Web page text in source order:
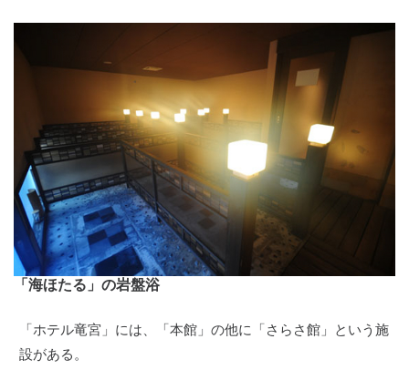
「海ほたる」の岩盤浴
「ホテル竜宮」には、「本館」の他に「さらさ館」という施
設がある。